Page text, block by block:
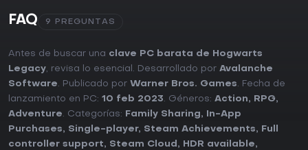
FAQ 9 PREGUNTAS
Antes de buscar una clave PC barata de Hogwarts
Legacy, revisa lo esencial. Desarrollado por Avalanche
Software. Publicado por Warner Bros. Games. Fecha de
lanzamiento en PC: 10 feb 2023. Géneros: Action, RPG,
Adventure. Categorías: Family Sharing,
In-App
Purchases, Single-player, Steam Achievements,
Full
controller support, Steam Cloud , HDR available,